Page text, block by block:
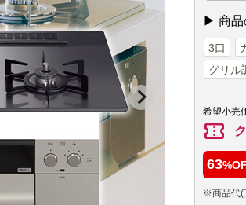
▶ 商品
3口
グリル
希望小売
confirmation_number
63
※商品代(